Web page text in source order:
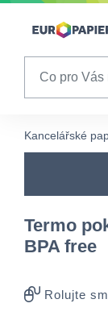
Table Of Content
Kancelářské
Termo
BPA free
Rolujte